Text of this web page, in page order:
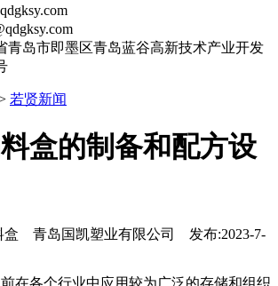
青岛市即墨区青岛蓝谷高新技术产业开发
若贤新闻
盒的制备和配方设
盒 青岛国凯塑业有限公司 发布:2023-7-
在各个行业中应用较为广泛的存储和组织